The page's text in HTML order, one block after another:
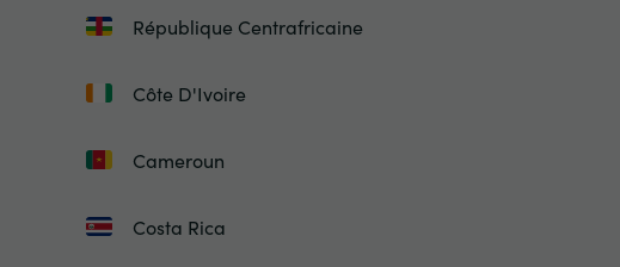
République Centrafricaine
Côte D'Ivoire
Cameroun
Costa Rica